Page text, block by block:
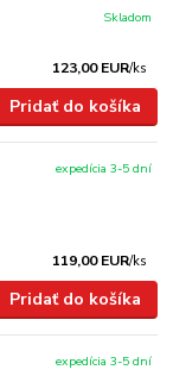
123,00 EUR/ks
Skladom
Pridať do košíka
119,00 EUR/ks
expedícia 3-5 dní
Pridať do košíka
expedícia 3-5 dní